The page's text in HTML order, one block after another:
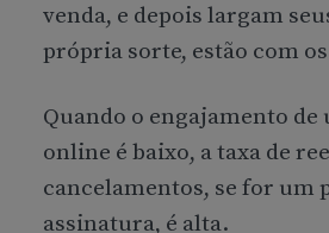
venda, e depois largam
própria sorte, estão com
Quando o engajamento de
online é baixo, a taxa de
cancelamentos, se for um
assinatura, é alta.